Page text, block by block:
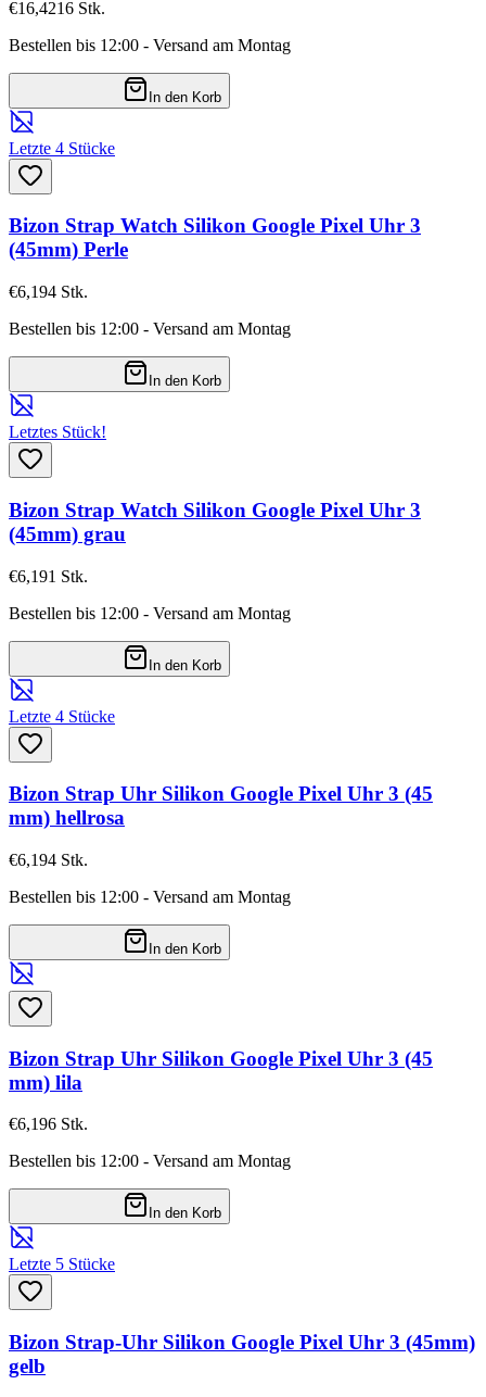
€16,4216 Stk.
Bestellen bis 12:00 - Versand am Montag
In den Korb
Letzte 4 Stücke
Bizon Strap Watch Silikon Google Pixel Uhr 3
(45mm) Perle
€6,194 Stk.
Bestellen bis 12:00 - Versand am Montag
In den Korb
Letztes Stück!
Bizon Strap Watch Silikon Google Pixel Uhr 3
(45mm) grau
€6,191 Stk.
Bestellen bis 12:00 - Versand am Montag
In den Korb
Letzte 4 Stücke
Bizon Strap Uhr Silikon Google Pixel Uhr 3 (45
mm) hellrosa
€6,194 Stk.
Bestellen bis 12:00 - Versand am Montag
In den Korb
Bizon Strap Uhr Silikon Google Pixel Uhr 3 (45
mm) lila
€6,196 Stk.
Bestellen bis 12:00 - Versand am Montag
In den Korb
Letzte 5 Stücke
Bizon Strap-Uhr Silikon Google Pixel Uhr 3 (45mm)
gelb